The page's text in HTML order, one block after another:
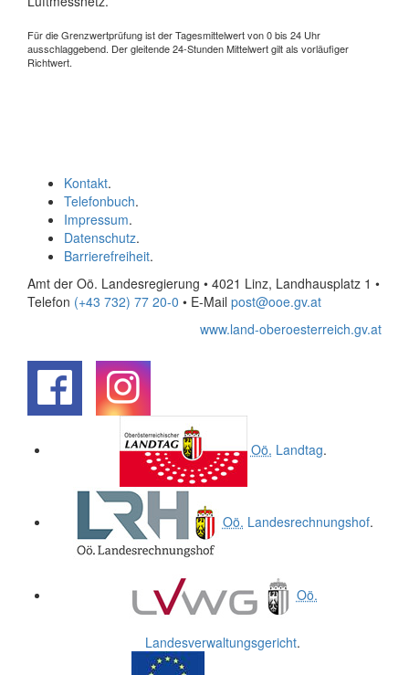
Für die Grenzwertprüfung ist der Tagesmittelwert von 0 bis 24 Uhr
ausschlaggebend. Der gleitende 24-Stunden Mittelwert gilt als vorläufiger
Richtwert.
Kontakt.
Telefonbuch.
Impressum.
Datenschutz.
Barrierefreiheit.
Amt der Oö. Landesregierung • 4021 Linz, Landhausplatz 1 •
Telefon (+43 732) 77 20-0 • E-Mail post@ooe.gv.at
www.land-oberoesterreich.gv.at
Oö. Landtag.
Oö. Landesrechnungshof.
Oö.
Landesverwaltungsgericht.